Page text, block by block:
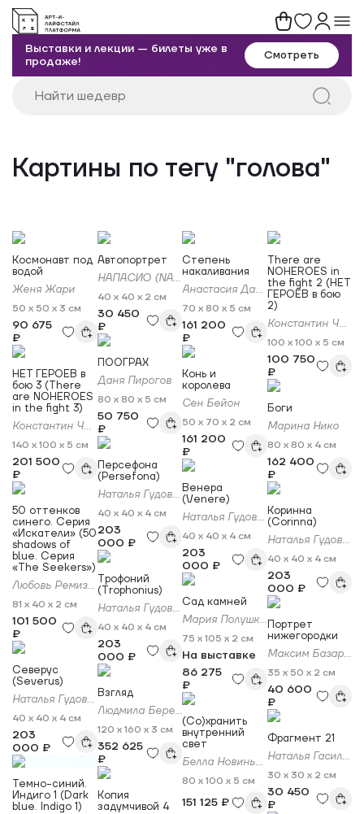
Выставки и лекции — билеты уже в
продаже!
Смотреть
Картины по тегу "голова"
Космонавт под
водой
Женя Жари
50 x 50 x 3 см
90 675
₽
НЕТ ГЕРОЕВ в
бою 3 (There
are NOHEROES
in the fight 3)
Константин Чирков
140 x 100 x 5 см
201 500
₽
50 оттенков
синего. Серия
«Искатели» (50
shadows of
blue. Серия
«The Seekers»)
Любовь Ремизова
81 x 40 x 2 см
101 500
₽
Северус
(Severus)
Наталья Гудович
40 x 40 x 4 см
203
000 ₽
18+
Темно-синий.
Индиго 1 (Dark
blue. Indigo 1)
Автопортрет
НАПАСИО (NAPASIO)
40 x 40 x 2 см
30 450
₽
ПООГРАХ
Даня Пирогов
80 x 80 x 5 см
50 750
₽
Персефона
(Persefona)
Наталья Гудович
40 x 40 x 4 см
203
000 ₽
Трофоний
(Trophonius)
Наталья Гудович
40 x 40 x 4 см
203
000 ₽
Взгляд
Людмила Береснева
120 x 160 x 3 см
352 625
₽
Копия
задумчивой 4
Степень
накаливания
Анастасия Даниленко
70 x 80 x 5 см
161 200
₽
Конь и
королева
Сен Бейон
50 x 70 x 2 см
161 200
₽
Венера
(Venere)
Наталья Гудович
40 x 40 x 4 см
203
000 ₽
Сад камней
Мария Полушкина
75 x 105 x 2 см
На выставке
86 275
₽
(Со)хранить
внутренний
свет
Белла Новинькова
80 x 100 x 5 см
151 125 ₽
There are
NOHEROES in
the fight 2 (НЕТ
ГЕРОЕВ в бою
2)
Константин Чирков
100 x 100 x 5 см
100 750
₽
Боги
Марина Нико
80 x 80 x 4 см
162 400
₽
Коринна
(Corinna)
Наталья Гудович
40 x 40 x 4 см
203
000 ₽
Портрет
нижегородки
Максим Базаров
35 x 50 x 2 см
40 600
₽
Фрагмент 21
Наталья Гасилова
30 x 30 x 2 см
30 450
₽